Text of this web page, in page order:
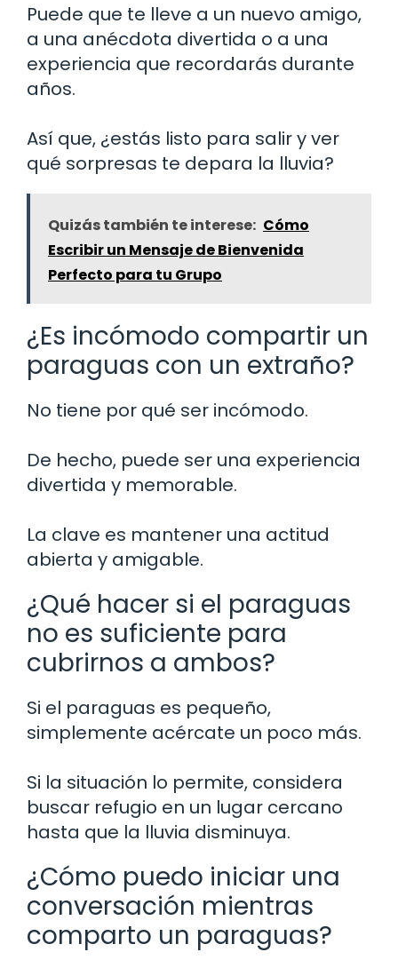
Puede que te lleve a un nuevo amigo,
a una anécdota divertida o a una
experiencia que recordarás durante
años.
Así que, ¿estás listo para salir y ver
qué sorpresas te depara la lluvia?
Quizás también te interese: Cómo
Escribir un Mensaje de Bienvenida
Perfecto para tu Grupo
¿Es incómodo compartir un
paraguas con un extraño?
No tiene por qué ser incómodo.
De hecho, puede ser una experiencia
divertida y memorable.
La clave es mantener una actitud
abierta y amigable.
¿Qué hacer si el paraguas
no es suficiente para
cubrirnos a ambos?
Si el paraguas es pequeño,
simplemente acércate un poco más.
Si la situación lo permite, considera
buscar refugio en un lugar cercano
hasta que la lluvia disminuya.
¿Cómo puedo iniciar una
conversación mientras
comparto un paraguas?